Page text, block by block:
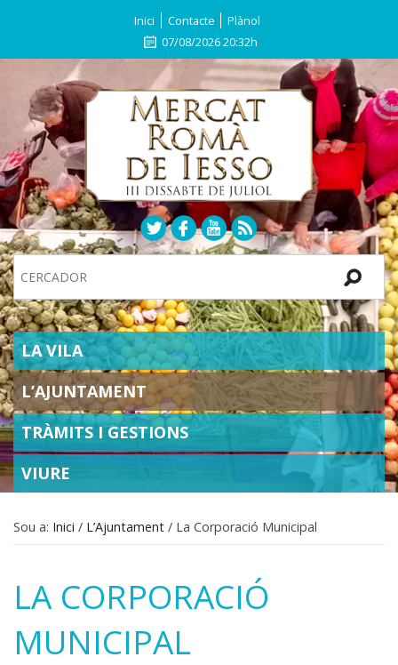
Inici Contacte
Plànol
07/08/2026 20:32h
Search
Site
SECTIONS
LA VILA
L’AJUNTAMENT
TRÀMITS I GESTIONS
VIURE
Sou a: Inici / L’Ajuntament / La Corporació Municipal
LA CORPORACIÓ
MUNICIPAL